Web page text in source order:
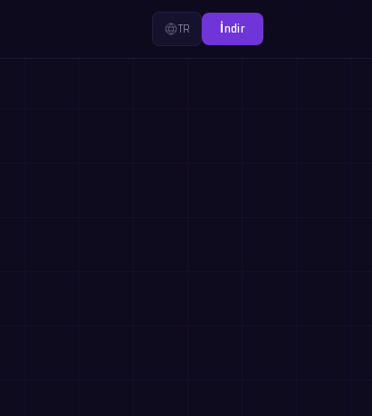
TR İndir